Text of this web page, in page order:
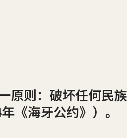
原则：破坏任何民族
海牙公约》）。